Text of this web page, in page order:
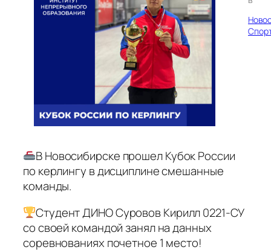
В Новосибирске прошел Кубок России
по керлингу в дисциплине смешанные
команды.
Студент ДИНО Суровов Кирилл 0221-СУ
со своей командой занял на данных
соревнованиях почетное 1 место!